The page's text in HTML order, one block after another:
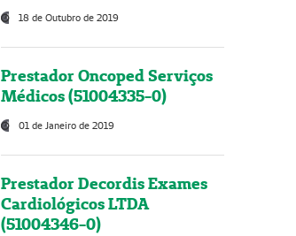
18 de Outubro de 2019
Prestador Oncoped Serviços
Médicos (51004335-0)
01 de Janeiro de 2019
Prestador Decordis Exames
Cardiológicos LTDA
(51004346-0)